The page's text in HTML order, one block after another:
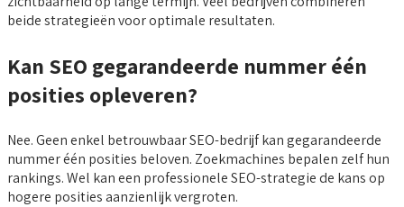
beide strategieën voor optimale resultaten.
Kan SEO gegarandeerde nummer één
posities opleveren?
Nee. Geen enkel betrouwbaar SEO-bedrijf kan gegarandeerde
nummer één posities beloven. Zoekmachines bepalen zelf hun
rankings. Wel kan een professionele SEO-strategie de kans op
hogere posities aanzienlijk vergroten.